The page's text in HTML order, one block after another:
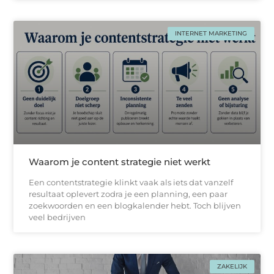
INTERNET MARKETING
Waarom je content strategie niet werkt
Een contentstrategie klinkt vaak als iets dat vanzelf
resultaat oplevert zodra je een planning, een paar
zoekwoorden en een blogkalender hebt. Toch blijven
veel bedrijven
ZAKELIJK